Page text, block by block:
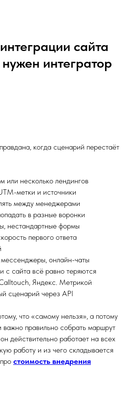
сайта
интегратор
когда сценарий перестаёт
или несколько лендингов
метки и источники
между менеджерами
в разные воронки
нестандартные формы
первого ответа
онлайн-чаты
с сайта всё равно теряются
Яндекс. Метрикой
сценарий через API
что «самому нельзя», а потому
правильно собрать маршрут
действительно работает на всех
работу и из чего складывается
стоимость внедрения